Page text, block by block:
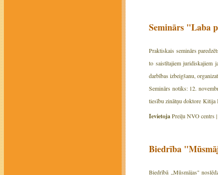
Seminārs "Laba
Praktiskais seminārs
to saistītajiem juridiskajiem
darbības izbeigšanu,
Seminārs notiks: 12.
tiesību zinātņu doktore Kitija
IevietojaPreiļu NVO centrs |
Biedrība
Biedrībā „Mūsmājas"